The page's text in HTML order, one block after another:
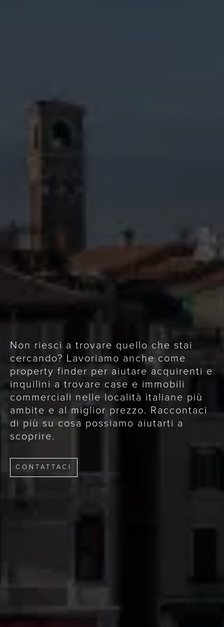
Non riesci a trovare quello che stai
cercando? Lavoriamo anche come
property finder per aiutare acquirenti e
inquilini a trovare case e immobili
commerciali nelle località italiane più
ambite e al miglior prezzo. Raccontaci
di più su cosa possiamo aiutarti a
scoprire.
CONTATTACI